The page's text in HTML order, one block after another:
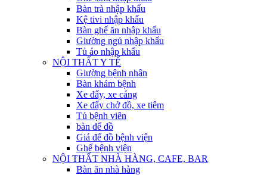
Bàn trà nhập khẩu
Kệ tivi nhập khẩu
Bàn ghế ăn nhập khẩu
Giường ngủ nhập khẩu
Tủ áo nhập khẩu
NỘI THẤT Y TẾ
Giường bệnh nhân
Bàn khám bệnh
Xe đẩy, xe cáng
Xe đẩy chở đồ, xe tiêm
Tủ bệnh viên
bàn để đồ
Giá để đồ bệnh viện
Ghế bệnh viện
NỘI THẤT NHÀ HÀNG, CAFE, BAR
Bàn ăn nhà hàng